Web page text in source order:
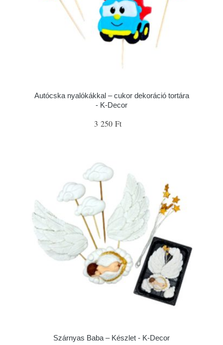
Autócska nyalókákkal – cukor dekoráció tortára
- K-Decor
3 250 Ft
Szárnyas Baba – Készlet - K-Decor